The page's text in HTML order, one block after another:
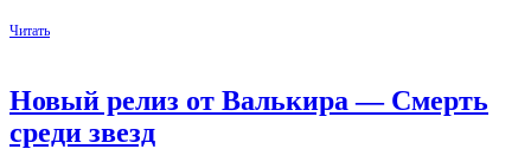
Читать
Новый релиз от Валькира — Смерть
среди звезд